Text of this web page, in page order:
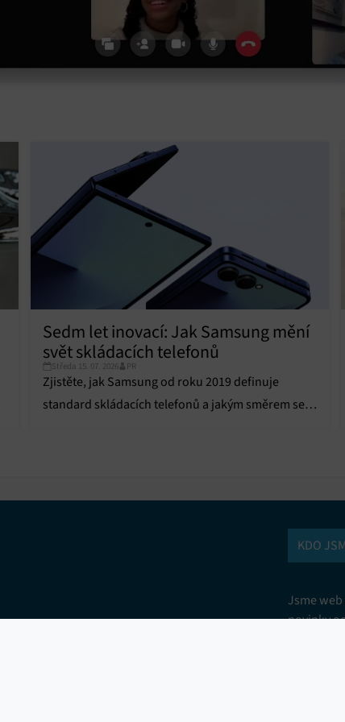
Sedm let inovací: Jak Samsung mění
svět skládacích telefonů
Středa 15. 07. 2026 PR
Zjistěte, jak Samsung od roku 2019 definuje
standard skládacích telefonů a jakým směrem se
KDO
Jsme
novinky